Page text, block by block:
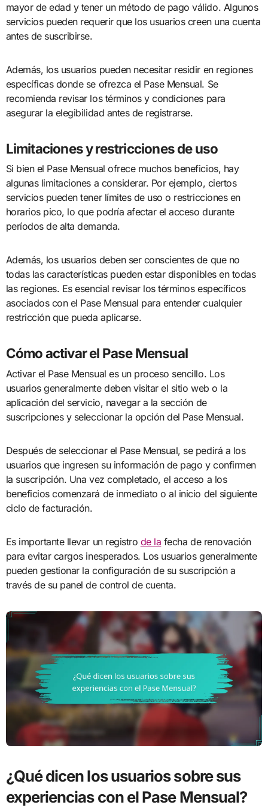
mayor de edad y tener un método de pago válido. Algunos
servicios pueden requerir que los usuarios creen una cuenta
antes de suscribirse.
Además, los usuarios pueden necesitar residir en regiones
específicas donde se ofrezca el Pase Mensual. Se
recomienda revisar los términos y condiciones para
asegurar la elegibilidad antes de registrarse.
Limitaciones y restricciones de uso
Si bien el Pase Mensual ofrece muchos beneficios, hay
algunas limitaciones a considerar. Por ejemplo, ciertos
servicios pueden tener límites de uso o restricciones en
horarios pico, lo que podría afectar el acceso durante
períodos de alta demanda.
Además, los usuarios deben ser conscientes de que no
todas las características pueden estar disponibles en todas
las regiones. Es esencial revisar los términos específicos
asociados con el Pase Mensual para entender cualquier
restricción que pueda aplicarse.
Cómo activar el Pase Mensual
Activar el Pase Mensual es un proceso sencillo. Los
usuarios generalmente deben visitar el sitio web o la
aplicación del servicio, navegar a la sección de
suscripciones y seleccionar la opción del Pase Mensual.
Después de seleccionar el Pase Mensual, se pedirá a los
usuarios que ingresen su información de pago y confirmen
la suscripción. Una vez completado, el acceso a los
beneficios comenzará de inmediato o al inicio del siguiente
ciclo de facturación.
Es importante llevar un registro de la fecha de renovación
para evitar cargos inesperados. Los usuarios generalmente
pueden gestionar la configuración de su suscripción a
través de su panel de control de cuenta.
¿Qué dicen los usuarios sobre sus
experiencias con el Pase Mensual?